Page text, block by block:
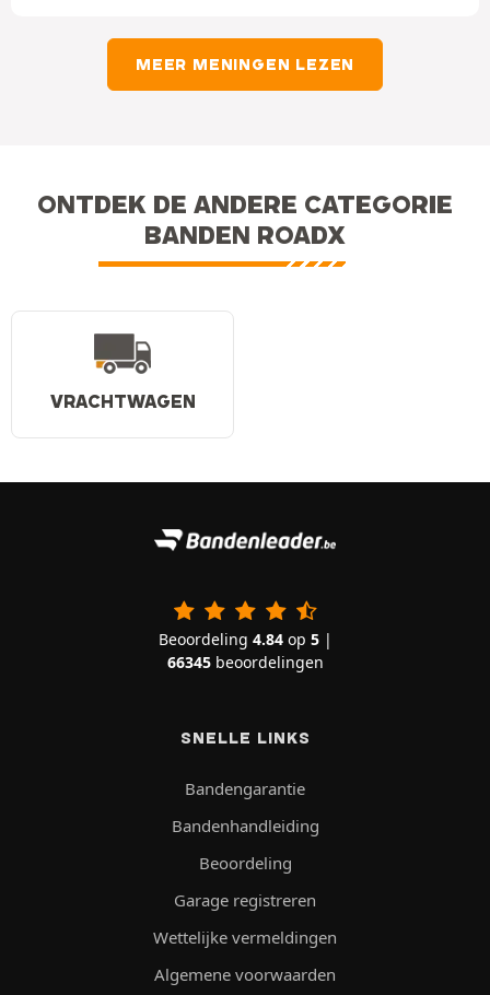
MEER MENINGEN LEZEN
ONTDEK DE ANDERE CATEGORIE
BANDEN ROADX
VRACHTWAGEN
Beoordeling 4.84op 5|
66345beoordelingen
SNELLE LINKS
Bandengarantie
Bandenhandleiding
Beoordeling
Garage registreren
Wettelijke vermeldingen
Algemene voorwaarden